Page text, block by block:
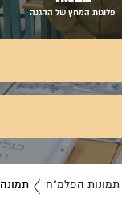
פלוגות המחץ של ההגנה
תמונות הפלמ"ח תמונה